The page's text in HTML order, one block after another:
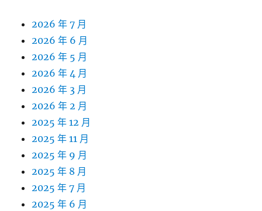
2026 年 7 月
2026 年 6 月
2026 年 5 月
2026 年 4 月
2026 年 3 月
2026 年 2 月
2025 年 12 月
2025 年 11 月
2025 年 9 月
2025 年 8 月
2025 年 7 月
2025 年 6 月